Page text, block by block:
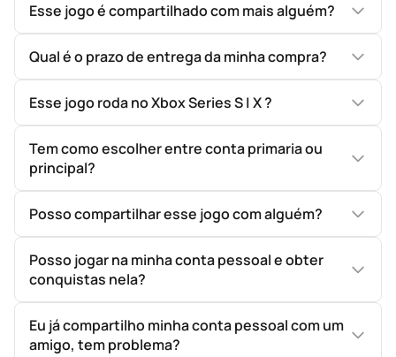
Esse jogo é compartilhado com mais alguém?
Qual é o prazo de entrega da minha compra?
Esse jogo roda no Xbox Series S | X ?
Tem como escolher entre conta primaria ou
principal?
Posso compartilhar esse jogo com alguém?
Posso jogar na minha conta pessoal e obter
conquistas nela?
Eu já compartilho minha conta pessoal com um
amigo, tem problema?